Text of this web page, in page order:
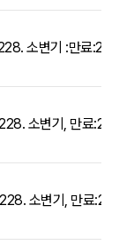
소변기 :만료
소변기, 만료
소변기, 만료